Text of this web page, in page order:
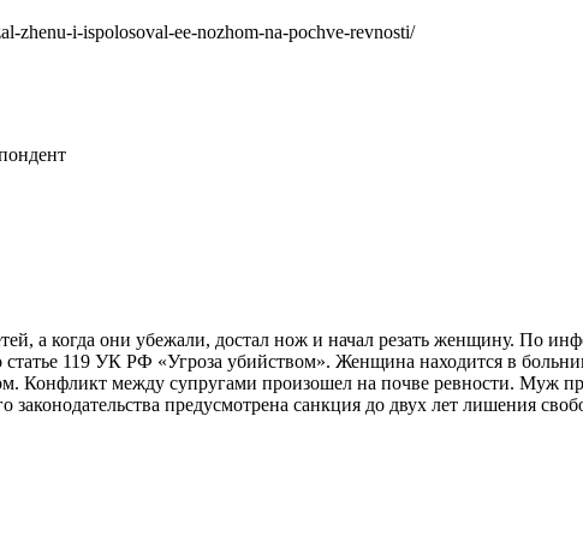
zhenu-i-ispolosoval-ee-nozhom-na-pochve-revnosti/
а когда они убежали, достал нож и начал резать женщину. По
119 УК РФ «Угроза убийством». Женщина находится в
Конфликт между супругами произошел на почве ревности. Муж
предусмотрена санкция до двух лет лишения